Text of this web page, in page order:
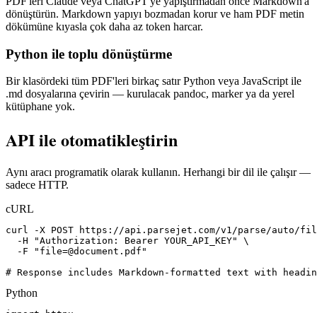
dönüştürün. Markdown yapıyı bozmadan korur ve ham PDF metin
dökümüne kıyasla çok daha az token harcar.
Python ile toplu dönüştürme
Bir klasördeki tüm PDF'leri birkaç satır Python veya JavaScript ile
.md dosyalarına çevirin — kurulacak pandoc, marker ya da yerel
kütüphane yok.
API ile otomatikleştirin
Aynı aracı programatik olarak kullanın. Herhangi bir dil ile çalışır —
sadece HTTP.
cURL
curl -X POST https://api.parsejet.com/v1/parse/auto/
  -H "Authorization: Bearer YOUR_API_KEY" \
  -F "
file=@document.pdf "
# Response includes Markdown-formatted text with
Python